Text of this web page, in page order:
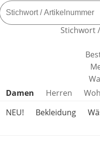
Stichwort
Produktkategorien
Damen Herren
NEU!
Bekleidung